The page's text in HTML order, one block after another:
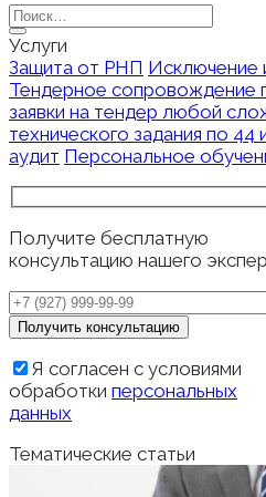
Search
for:
Услуги
Защита от РНП Исключение
Тендерное сопровождение
заявки на тендер любой
технического задания по 44
аудит Персональное
Получите бесплатную
консультацию нашего
Я согласен с условиями
обработки персональных
данных
Тематические статьи